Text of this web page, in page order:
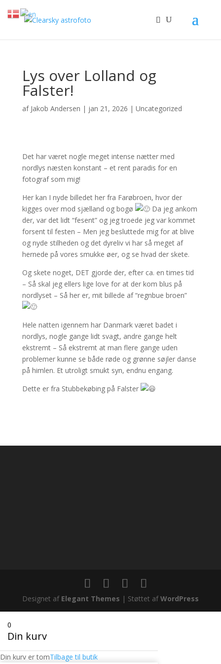
Lys over Lolland og
Falster!
af Jakob Andersen | jan 21, 2026 | Uncategorized
Det har været nogle meget intense nætter med
nordlys næsten konstant – et rent paradis for en
fotograf som mig!
Her kan I nyde billedet her fra Farøbroen, hvor der
kigges over mod sjælland og bogø
Da jeg ankom
der, var det lidt “fesent” og jeg troede jeg var kommet
forsent til festen – Men jeg besluttede mig for at blive
og nyde stilheden og det dyreliv vi har så meget af
hernede på vores smukke øer, og se hvad der skete.
Og skete noget, DET gjorde der, efter ca. en times tid
– Så skal jeg ellers lige love for at der kom blus på
nordlyset – Så her er, mit billede af “regnbue broen”
Hele natten igennem har Danmark været badet i
nordlys, nogle gange lidt svagt, andre gange helt
ekstremt – Så ekstremt at man flere gange uden
problemer kunne se både røde og grønne søjler danse
på himlen. Et utroligt smukt syn, endnu engang.
Dette er fra Stubbekøbing på Falster
Designet af Elegant Themes | Støttet afWordPress
0
Din kurv
Din kurv er tomTilbage til butik